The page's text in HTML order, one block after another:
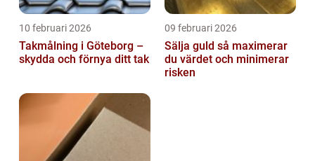
10 februari 2026
Takmålning i Göteborg –
skydda och förnya ditt tak
09 februari 2026
Sälja guld så maximerar
du värdet och minimerar
risken